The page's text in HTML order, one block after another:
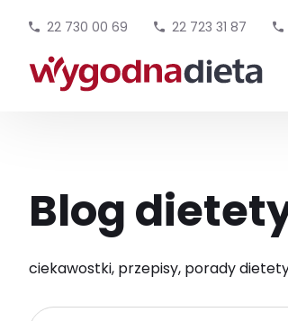
22 730 00 69 22 723 31 87
Blog
ciekawostki, przepisy, porady